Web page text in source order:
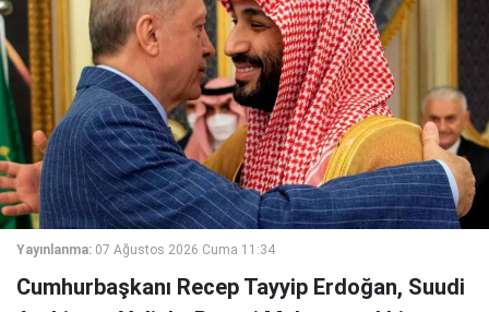
Yayınlanma: 07 Ağustos 2026 Cuma 11:34
Cumhurbaşkanı Recep Tayyip Erdoğan, Suudi